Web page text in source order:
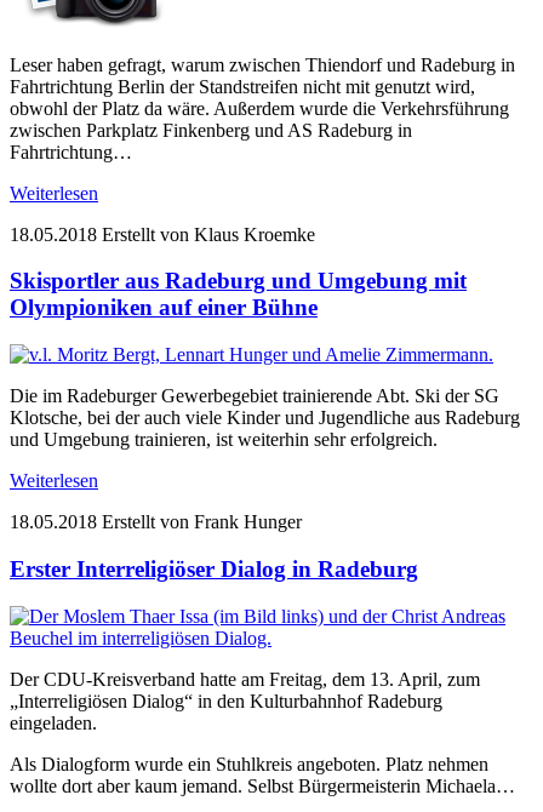
Leser haben gefragt, warum zwischen Thiendorf und Radeburg in
Fahrtrichtung Berlin der Standstreifen nicht mit genutzt wird,
obwohl der Platz da wäre. Außerdem wurde die Verkehrsführung
zwischen Parkplatz Finkenberg und AS Radeburg in
Fahrtrichtung…
Weiterlesen
18.05.2018 Erstellt von Klaus Kroemke
Skisportler aus Radeburg und Umgebung mit
Olympioniken auf einer Bühne
Die im Radeburger Gewerbegebiet trainierende Abt. Ski der SG
Klotsche, bei der auch viele Kinder und Jugendliche aus Radeburg
und Umgebung trainieren, ist weiterhin sehr erfolgreich.
Weiterlesen
18.05.2018 Erstellt von Frank Hunger
Erster Interreligiöser Dialog in Radeburg
Der CDU-Kreisverband hatte am Freitag, dem 13. April, zum
„Interreligiösen Dialog“ in den Kulturbahnhof Radeburg
eingeladen.
Als Dialogform wurde ein Stuhlkreis angeboten. Platz nehmen
wollte dort aber kaum jemand. Selbst Bürgermeisterin Michaela…